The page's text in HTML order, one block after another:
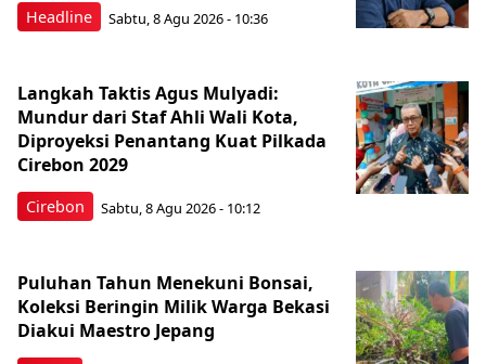
Headline Sabtu, 8 Agu 2026 - 10:36
Cirebon
Langkah Taktis Agus Mulyadi:
Mundur dari Staf Ahli Wali Kota,
Diproyeksi Penantang Kuat Pilkada
Cirebon 2029
Sabtu, 8 Agu 2026 - 10:12
Puluhan Tahun Menekuni Bonsai,
Koleksi Beringin Milik Warga Bekasi
Diakui Maestro Jepang